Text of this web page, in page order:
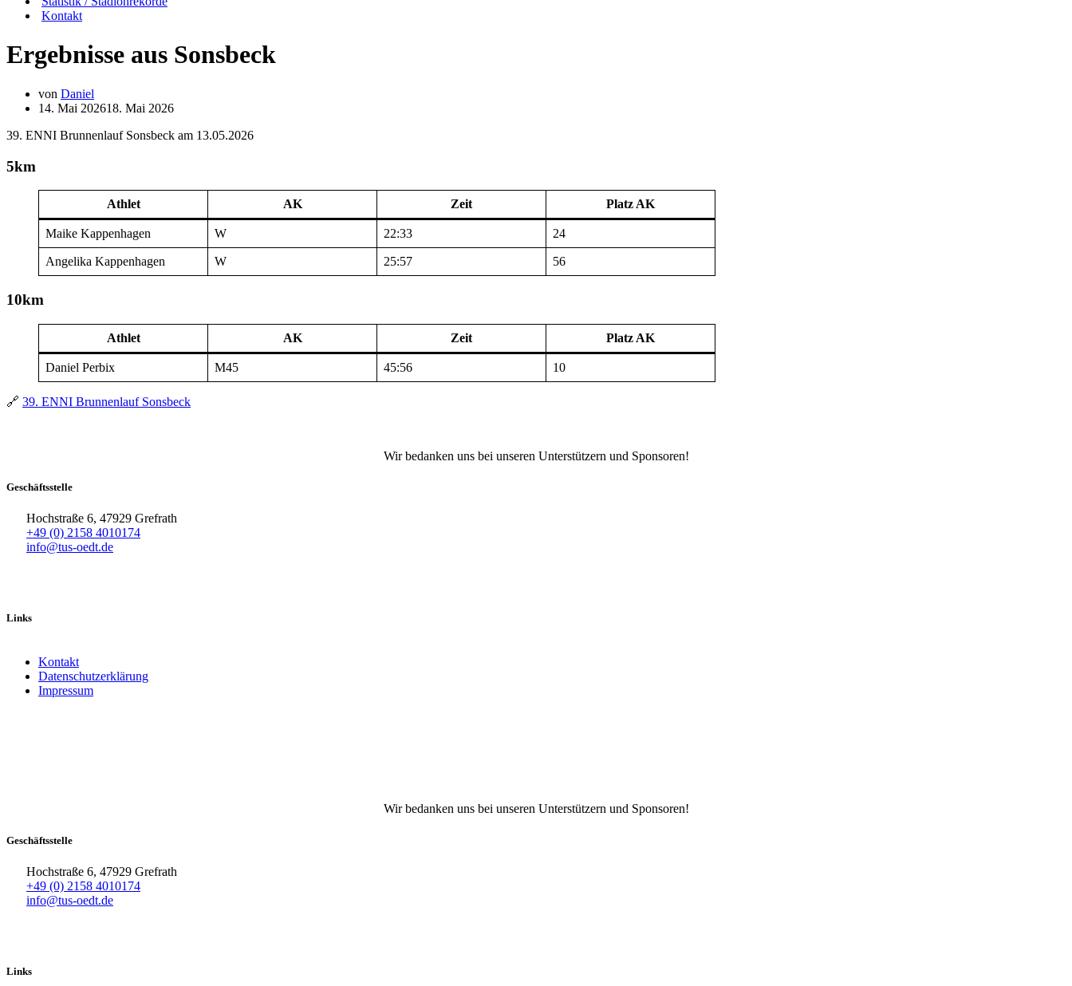
Kontakt
Ergebnisse aus Sonsbeck
von Daniel
14. Mai 202618. Mai 2026
39. ENNI Brunnenlauf Sonsbeck am 13.05.2026
5km
Athlet AK Zeit Platz AK
Maike Kappenhagen W 22:33 24
Angelika Kappenhagen W 25:57 56
10km
Athlet AK Zeit Platz AK
Daniel Perbix M45 45:56 10
🔗 39. ENNI Brunnenlauf Sonsbeck
Wir bedanken uns bei unseren Unterstützern und Sponsoren!
Geschäftsstelle
Hochstraße 6, 47929 Grefrath
+49 (0) 2158 4010174
info@tus-oedt.de
Links
Kontakt
Datenschutzerklärung
Impressum
Wir bedanken uns bei unseren Unterstützern und Sponsoren!
Geschäftsstelle
Hochstraße 6, 47929 Grefrath
+49 (0) 2158 4010174
info@tus-oedt.de
Links